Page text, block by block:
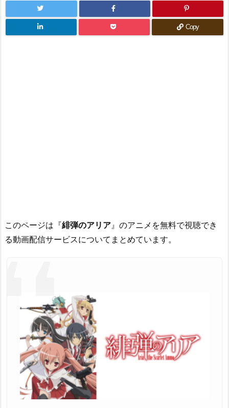
Copy
このページは『緋弾のアリア 』のアニメを無料で視聴でき
る動画配信サービスについてまとめています。